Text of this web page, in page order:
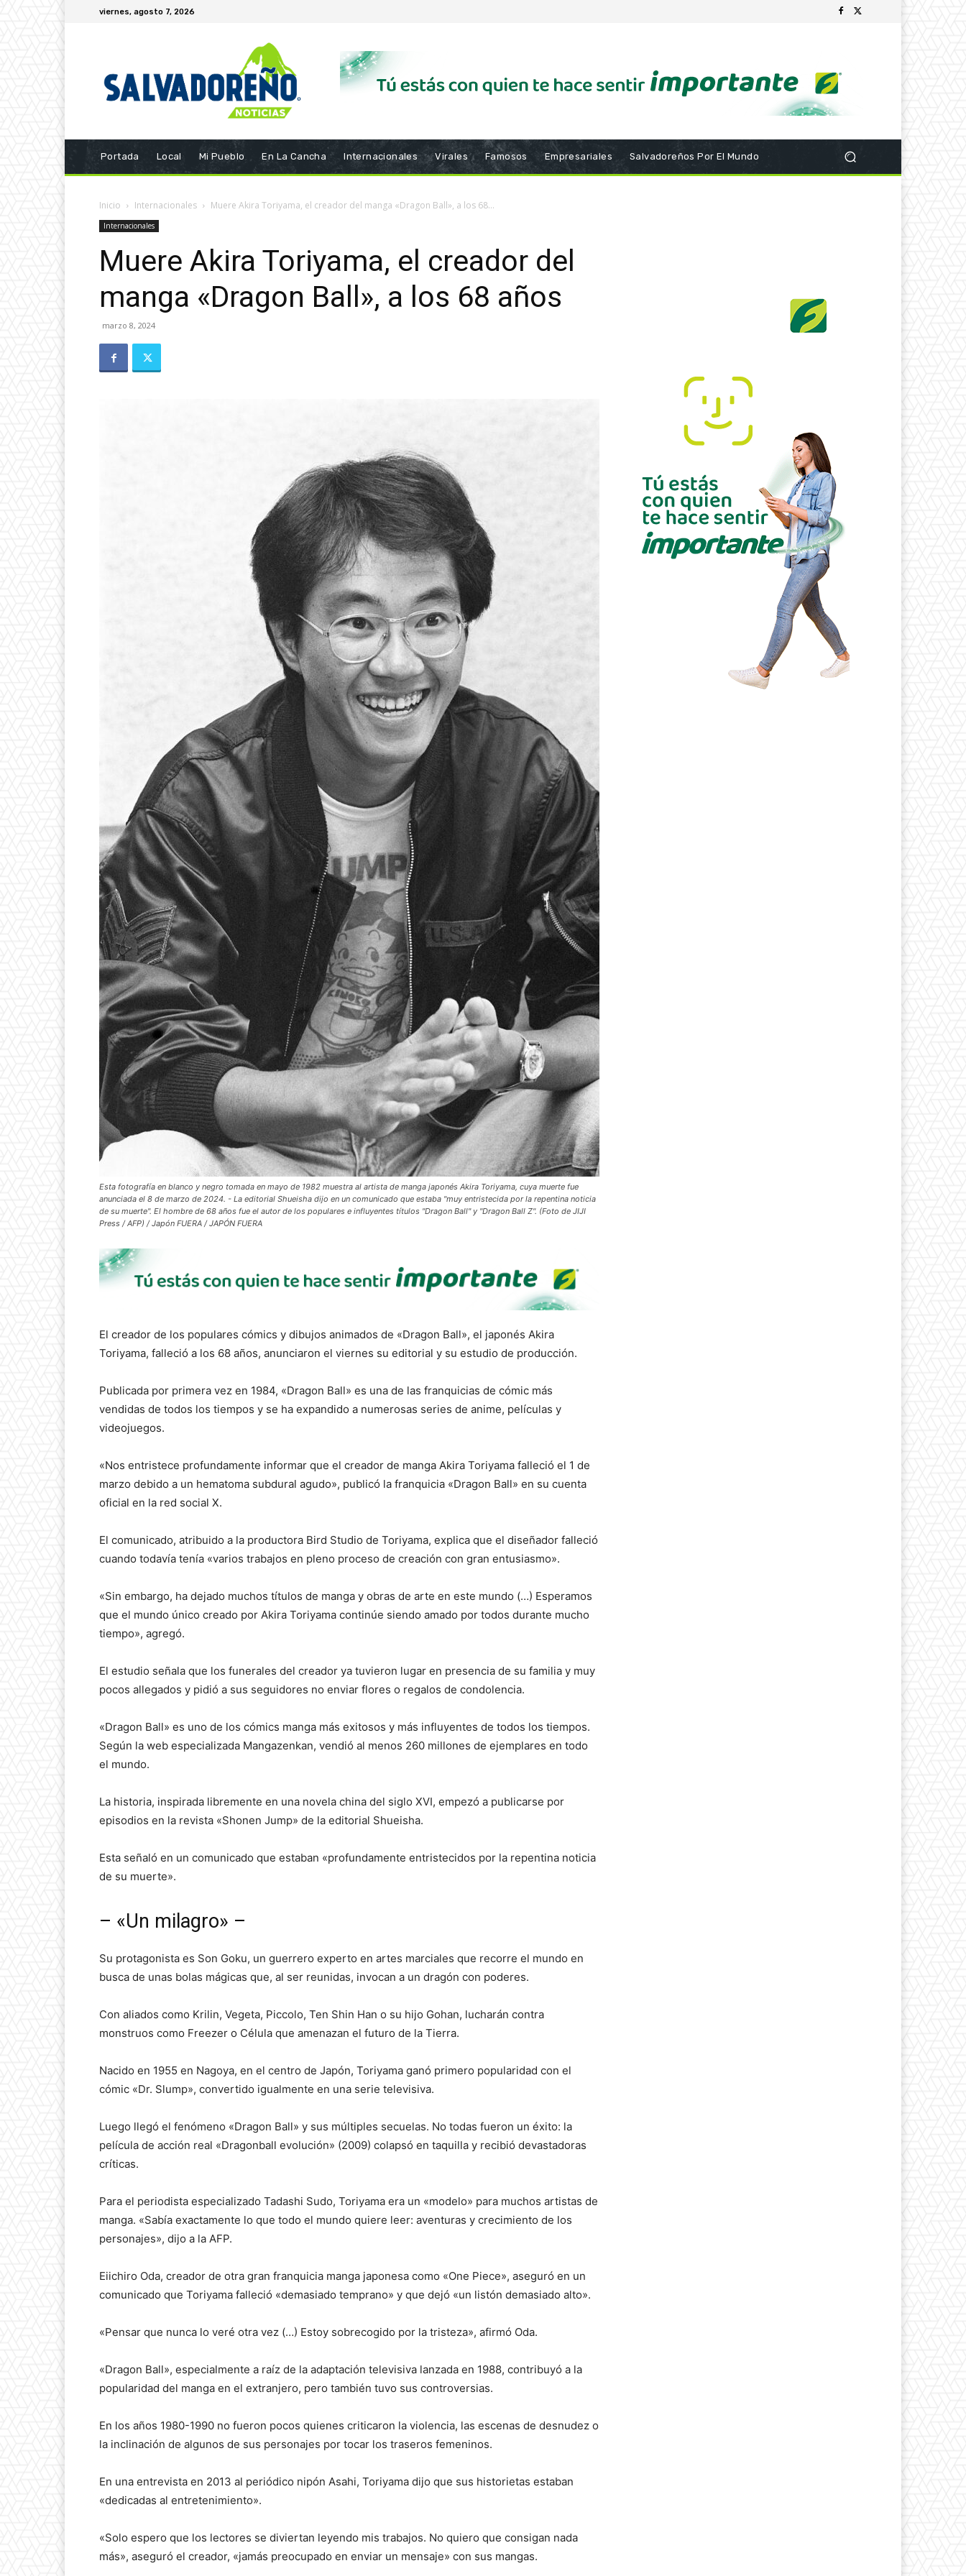
viernes, agosto 7, 2026
Portada Local Mi Pueblo En La Cancha Internacionales Virales Famosos Empresariales Salvadoreños Por El Mundo
Inicio Internacionales Muere Akira Toriyama, el creador del manga «Dragon Ball», a los 68...
Internacionales
Muere Akira Toriyama, el creador del
manga «Dragon Ball», a los 68 años
marzo 8, 2024
Esta fotografía en blanco y negro tomada en mayo de 1982 muestra al artista de manga japonés Akira Toriyama, cuya muerte fue
anunciada el 8 de marzo de 2024. - La editorial Shueisha dijo en un comunicado que estaba "muy entristecida por la repentina noticia
de su muerte". El hombre de 68 años fue el autor de los populares e influyentes títulos "Dragon Ball" y "Dragon Ball Z". (Foto de JIJI
Press / AFP) / Japón FUERA / JAPÓN FUERA
El creador de los populares cómics y dibujos animados de «Dragon Ball», el japonés Akira
Toriyama, falleció a los 68 años, anunciaron el viernes su editorial y su estudio de producción.
Publicada por primera vez en 1984, «Dragon Ball» es una de las franquicias de cómic más
vendidas de todos los tiempos y se ha expandido a numerosas series de anime, películas y
videojuegos.
«Nos entristece profundamente informar que el creador de manga Akira Toriyama falleció el 1 de
marzo debido a un hematoma subdural agudo», publicó la franquicia «Dragon Ball» en su cuenta
oficial en la red social X.
El comunicado, atribuido a la productora Bird Studio de Toriyama, explica que el diseñador falleció
cuando todavía tenía «varios trabajos en pleno proceso de creación con gran entusiasmo».
«Sin embargo, ha dejado muchos títulos de manga y obras de arte en este mundo (…) Esperamos
que el mundo único creado por Akira Toriyama continúe siendo amado por todos durante mucho
tiempo», agregó.
El estudio señala que los funerales del creador ya tuvieron lugar en presencia de su familia y muy
pocos allegados y pidió a sus seguidores no enviar flores o regalos de condolencia.
«Dragon Ball» es uno de los cómics manga más exitosos y más influyentes de todos los tiempos.
Según la web especializada Mangazenkan, vendió al menos 260 millones de ejemplares en todo
el mundo.
La historia, inspirada libremente en una novela china del siglo XVI, empezó a publicarse por
episodios en la revista «Shonen Jump» de la editorial Shueisha.
Esta señaló en un comunicado que estaban «profundamente entristecidos por la repentina noticia
de su muerte».
– «Un milagro» –
Su protagonista es Son Goku, un guerrero experto en artes marciales que recorre el mundo en
busca de unas bolas mágicas que, al ser reunidas, invocan a un dragón con poderes.
Con aliados como Krilin, Vegeta, Piccolo, Ten Shin Han o su hijo Gohan, lucharán contra
monstruos como Freezer o Célula que amenazan el futuro de la Tierra.
Nacido en 1955 en Nagoya, en el centro de Japón, Toriyama ganó primero popularidad con el
cómic «Dr. Slump», convertido igualmente en una serie televisiva.
Luego llegó el fenómeno «Dragon Ball» y sus múltiples secuelas. No todas fueron un éxito: la
película de acción real «Dragonball evolución» (2009) colapsó en taquilla y recibió devastadoras
críticas.
Para el periodista especializado Tadashi Sudo, Toriyama era un «modelo» para muchos artistas de
manga. «Sabía exactamente lo que todo el mundo quiere leer: aventuras y crecimiento de los
personajes», dijo a la AFP.
Eiichiro Oda, creador de otra gran franquicia manga japonesa como «One Piece», aseguró en un
comunicado que Toriyama falleció «demasiado temprano» y que dejó «un listón demasiado alto».
«Pensar que nunca lo veré otra vez (…) Estoy sobrecogido por la tristeza», afirmó Oda.
«Dragon Ball», especialmente a raíz de la adaptación televisiva lanzada en 1988, contribuyó a la
popularidad del manga en el extranjero, pero también tuvo sus controversias.
En los años 1980-1990 no fueron pocos quienes criticaron la violencia, las escenas de desnudez o
la inclinación de algunos de sus personajes por tocar los traseros femeninos.
En una entrevista en 2013 al periódico nipón Asahi, Toriyama dijo que sus historietas estaban
«dedicadas al entretenimiento».
«Solo espero que los lectores se diviertan leyendo mis trabajos. No quiero que consigan nada
más», aseguró el creador, «jamás preocupado en enviar un mensaje» con sus mangas.